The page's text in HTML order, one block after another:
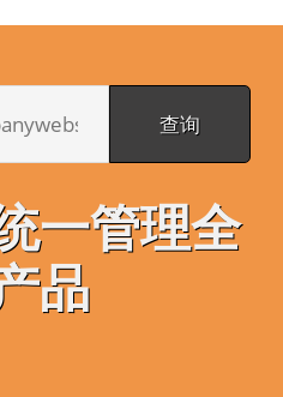
一管理全
品